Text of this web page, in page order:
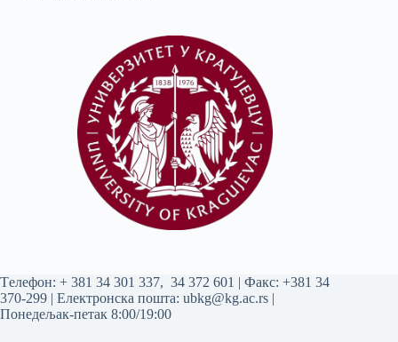
Tелефон: + 381 34 301 337, 34 372 601 | Факс: +381 34
370-299 | Електронска пошта: ubkg@kg.ac.rs |
Понедељак-петак 8:00/19:00